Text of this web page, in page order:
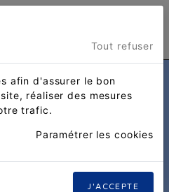
Tout refuser
afin d'assurer le bon
réaliser des mesures
trafic.
Paramétrer les cookies
J'ACCEPTE